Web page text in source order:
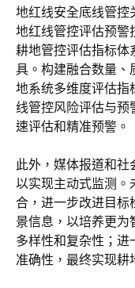
地红线安全底线管控
地红线管控评估预警
耕地管控评估指标体
具。构建融合数量、
地系统多维度评估指
线管控风险评估与预
速评估和精准预警。
此外，媒体报道和
以实现主动式监测。
合，进一步改进目标
景信息，以培养更为
多样性和复杂性；进
准确性，最终实现耕